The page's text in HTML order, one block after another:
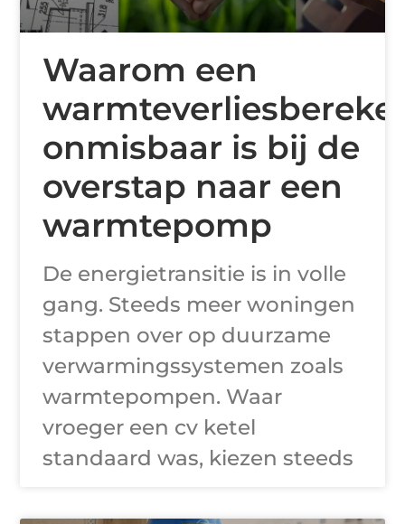
Waarom een
onmisbaar is bij de
overstap naar een
warmtepomp
De energietransitie is in volle
gang. Steeds meer woningen
stappen over op duurzame
verwarmingssystemen zoals
warmtepompen. Waar
vroeger een cv ketel
standaard was, kiezen steeds